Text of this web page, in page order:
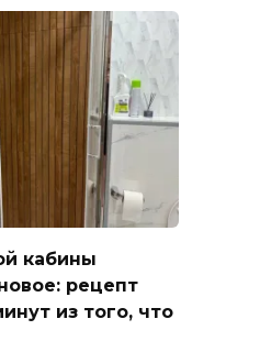
кабины
рецепт
из того, что